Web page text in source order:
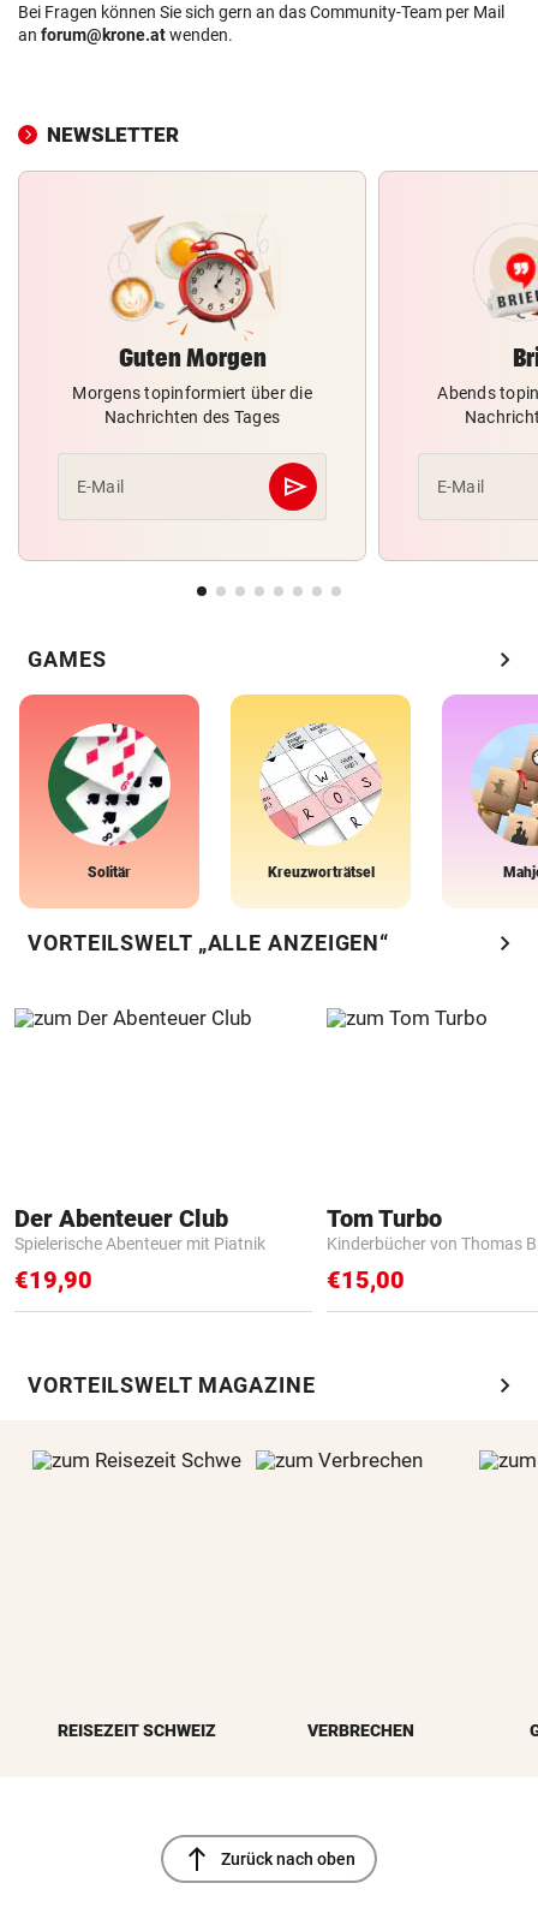
Bei Fragen können Sie sich gern an das Community-Team per Mail
an forum@krone.atwenden.
NEWSLETTER
Guten Morgen
Morgens topinformiert über die
Nachrichten des Tages
E-Mail send
Abschicken
Abends
E-Mail
GAMES chevron_right
Solitär Kreuzworträtsel
VORTEILSWELT „ALLE ANZEIGEN“ chevron_right
Der Abenteuer Club
Spielerische Abenteuer mit Piatnik
€19,90
Tom Turbo
Kinderbücher von Thomas
€15,00
VORTEILSWELT MAGAZINE chevron_right
REISEZEIT SCHWEIZ VERBRECHEN
north Zurück nach oben